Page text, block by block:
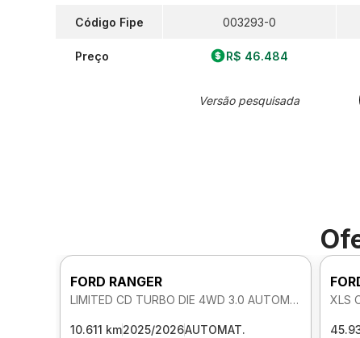
Código Fipe
Preço
003293-0
R$ 46.484
Versão pesquisada
FORD RANGER
LIMITED CD TURBO DIE 4WD 3.0 AUTOMATICO
10.611 km2025/2026AUTOMAT.
XLS